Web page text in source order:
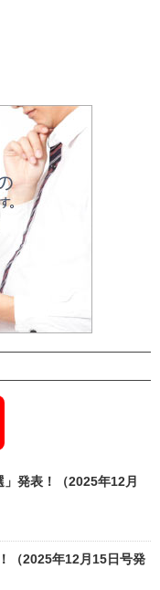
Channel
発表！（2025年12月
（2025年12月15日号発